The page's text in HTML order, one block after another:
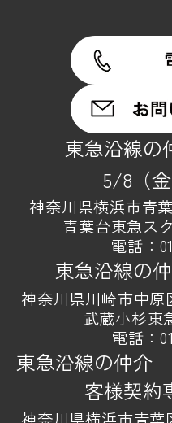
東急沿線
5/8（金
神奈川県横浜市青
青葉台東急ス
電話：
東急沿線の
神奈川県川崎市中原
武蔵小杉東
電話：
東急沿線の仲介
客様契約